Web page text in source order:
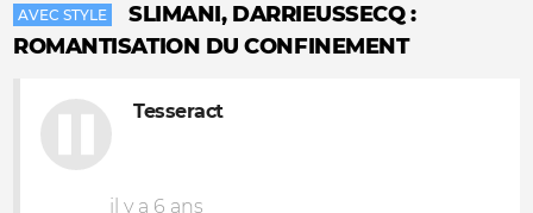
AVEC STYLE
SLIMANI, DARRIEUSSECQ :
ROMANTISATION DU CONFINEMENT
Tesseract
il y a 6 ans